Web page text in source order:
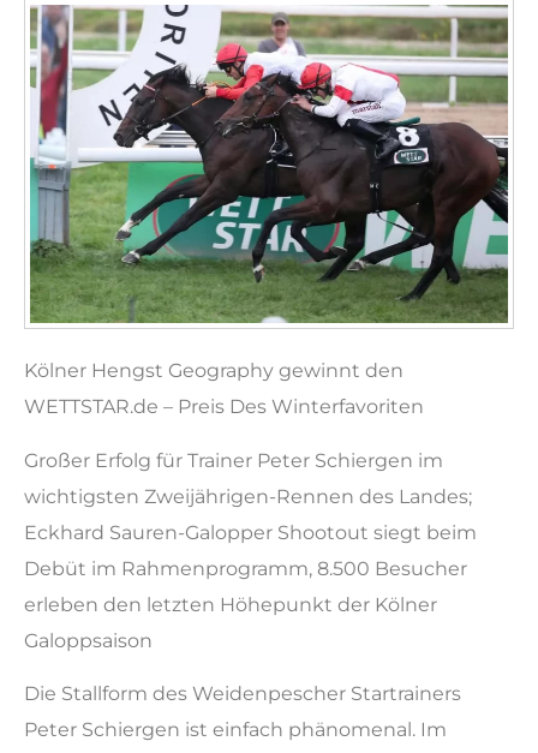
Kölner Hengst Geography gewinnt den
WETTSTAR.de – Preis Des Winterfavoriten
Großer Erfolg für Trainer Peter Schiergen im
wichtigsten Zweijährigen-Rennen des Landes;
Eckhard Sauren-Galopper Shootout siegt beim
Debüt im Rahmenprogramm, 8.500 Besucher
erleben den letzten Höhepunkt der Kölner
Galoppsaison
Die Stallform des Weidenpescher Startrainers
Peter Schiergen ist einfach phänomenal. Im